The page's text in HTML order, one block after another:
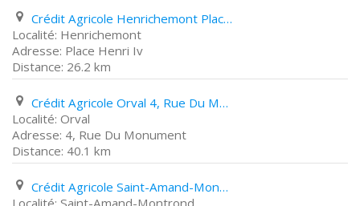
Crédit Agricole Henrichemont Place Henri Iv
Henrichemont
Place Henri Iv
26.2 km
Crédit Agricole Orval 4, Rue Du Monument
Orval
4, Rue Du Monument
40.1 km
Crédit Agricole Saint-Amand-Montrond 25 Rue Nationale
Saint-Amand-Montrond